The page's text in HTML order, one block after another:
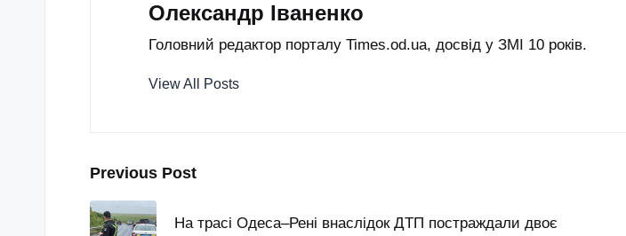
Олександр Іваненко
Головний редактор порталу Times.od.ua, досвід у ЗМІ 10 років.
View All Posts
Post
navigation
Previous Post
На трасі Одеса–Рені внаслідок ДТП постраждали двоє